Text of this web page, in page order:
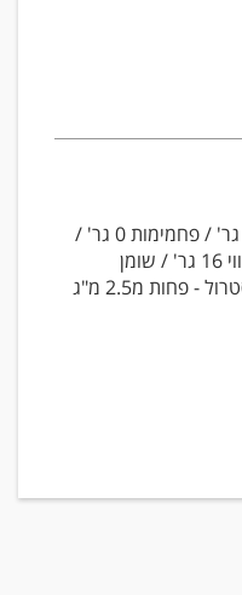
אנרגיה 828 קק"ל / חלבונים 7 גר' / פחמימות 0 גר' /
שומנים 93 גר' / מתוכם שומן רווי 16 גר' / שומן
טראנס - פחות מ 0.5 גר' / כולסטרול - פחות מ2.5 מ"ג